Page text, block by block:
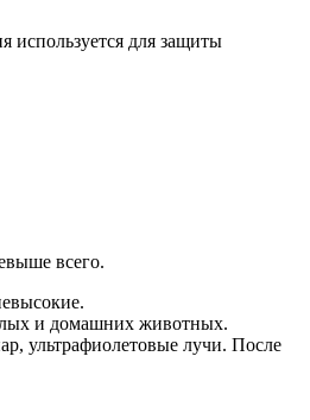
используется для защиты
всего.
и домашних животных.
ультрафиолетовые лучи. После